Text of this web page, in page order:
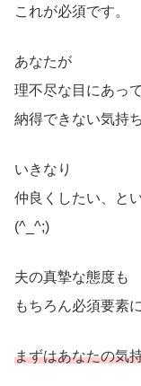
これが必須です。
あなたが
理不尽な目にあっ
納得できない気持
いきなり
仲良くしたい、と
(^_^;)
夫の真摯な態度も
もちろん必須要素
まずはあなたの気